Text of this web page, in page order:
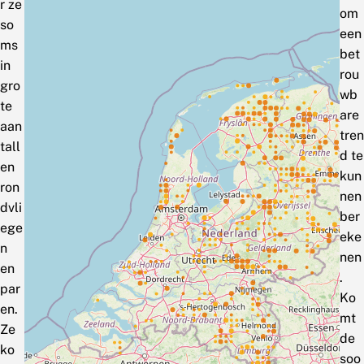
r ze
so
ms
in
gro
te
aan
tall
en
ron
dvli
ege
n
en
par
en.
Ze
ko
om
een
bet
rou
wb
are
tren
d te
kun
nen
ber
eke
nen
.
Ko
mt
de
soo